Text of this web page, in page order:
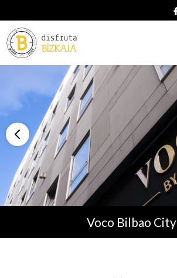
Alojamientos
Restaurantes
Planes
Voco Bilbao City